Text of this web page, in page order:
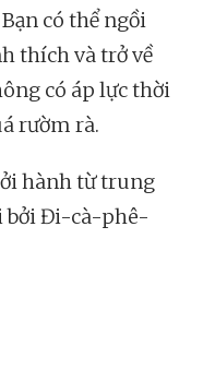
có thể ngồi
thích và trở về
có áp lực thời
rườm rà.
hành từ trung
bởi Đi-cà-phê-